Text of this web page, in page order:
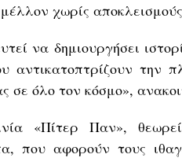
χωρίς
να δημιουργήσει
αντικατοπτρίζουν την
σε όλο τον κόσμο»,
«Πίτερ Παν»,
που αφορούν τους